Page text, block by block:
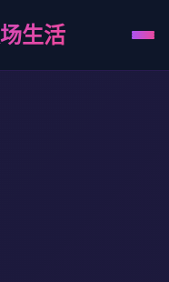
生活